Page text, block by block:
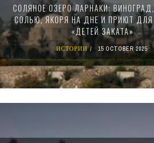
СОЛЯНОЕ ОЗЕРО ЛАРНАКИ:
СОЛЬЮ, ЯКОРЯ НА ДНЕ И ПРИЮТ
«ДЕТЕЙ ЗАКАТА»
ИСТОРИИ 15 OCTOBER 2025